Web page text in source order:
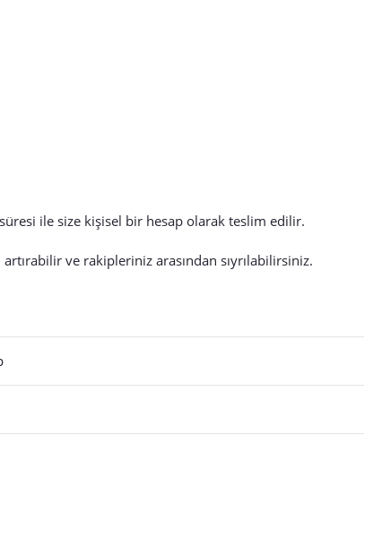
ile size kişisel bir hesap olarak teslim edilir.
ve rakipleriniz arasından sıyrılabilirsiniz.